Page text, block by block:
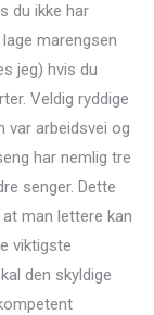
du ikke har
marengsen
jeg) hvis du
Veldig ryddige
var arbeidsvei og
har nemlig tre
senger. Dette
man lettere kan
viktigste
den skyldige